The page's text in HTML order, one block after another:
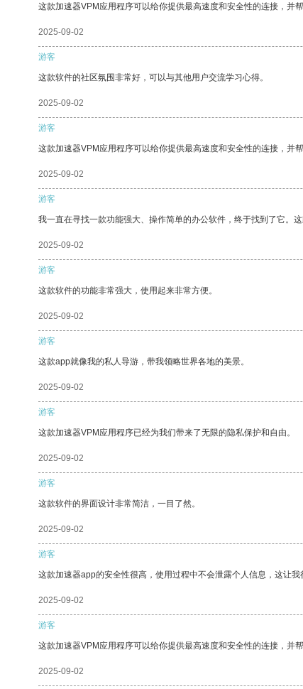
这款加速器VPM应用程序可以给你提供最高速度和安全性的连接，并
2025-09-02
游客
这款软件的社区氛围非常好，可以与其他用户交流学习心得。
2025-09-02
游客
这款加速器VPM应用程序可以给你提供最高速度和安全性的连接，并
2025-09-02
游客
我一直在寻找一款功能强大、操作简单的办公软件，终于找到了它。
2025-09-02
游客
这款软件的功能非常强大，使用起来非常方便。
2025-09-02
游客
这款app就像我的私人导游，带我领略世界各地的美景。
2025-09-02
游客
这款加速器VPM应用程序已经为我们带来了无限的隐私保护和自由。
2025-09-02
游客
这款软件的界面设计非常简洁，一目了然。
2025-09-02
游客
这款加速器app的安全性很高，使用过程中不会泄露个人信息，这让
2025-09-02
游客
这款加速器VPM应用程序可以给你提供最高速度和安全性的连接，并
2025-09-02